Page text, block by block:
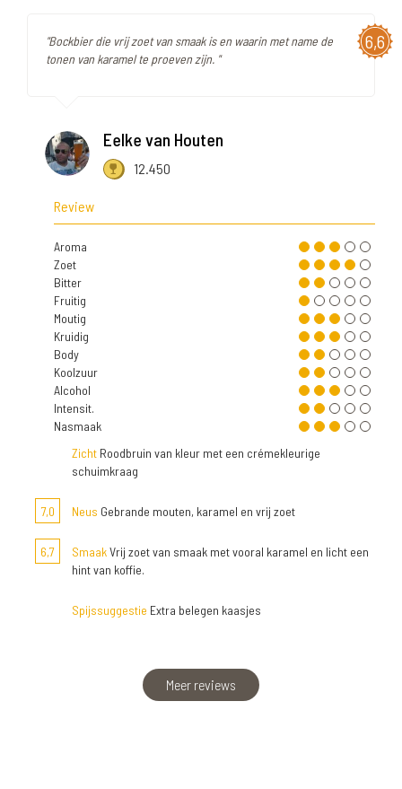
6,6
"Bockbier die vrij zoet van smaak is en waarin met name de
tonen van karamel te proeven zijn. "
Eelke van Houten
12.450
Review
Aroma
Zoet
Bitter
Fruitig
Moutig
Kruidig
Body
Koolzuur
Alcohol
Intensit.
Nasmaak
Zicht Roodbruin van kleur met een crémekleurige
schuimkraag
7,0 Neus Gebrande mouten, karamel en vrij zoet
6,7 SmaakVrij zoet van smaak met vooral karamel en licht een
hint van koffie.
Spijssuggestie Extra belegen kaasjes
Meer reviews